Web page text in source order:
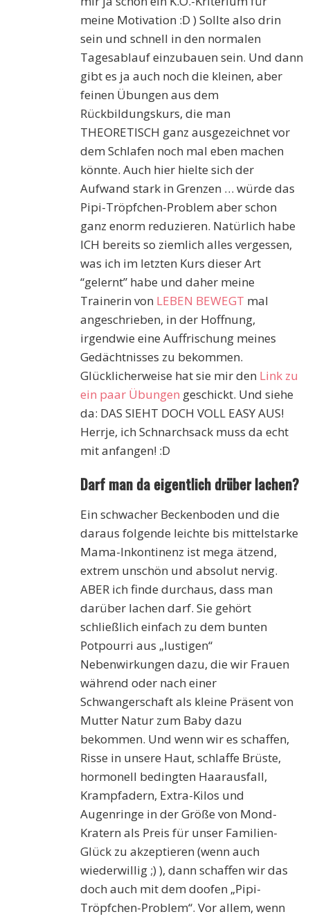
meine Motivation :D ) Sollte also drin
sein und schnell in den normalen
Tagesablauf einzubauen sein. Und dann
gibt es ja auch noch die kleinen, aber
feinen Übungen aus dem
Rückbildungskurs, die man
THEORETISCH ganz ausgezeichnet vor
dem Schlafen noch mal eben machen
könnte. Auch hier hielte sich der
Aufwand stark in Grenzen … würde das
Pipi-Tröpfchen-Problem aber schon
ganz enorm reduzieren. Natürlich habe
ICH bereits so ziemlich alles vergessen,
was ich im letzten Kurs dieser Art
“gelernt” habe und daher meine
Trainerin von LEBEN BEWEGT mal
angeschrieben, in der Hoffnung,
irgendwie eine Auffrischung meines
Gedächtnisses zu bekommen.
Glücklicherweise hat sie mir den Link zu
ein paar Übungen geschickt. Und siehe
da: DAS SIEHT DOCH VOLL EASY AUS!
Herrje, ich Schnarchsack muss da echt
mit anfangen! :D
Darf man da eigentlich drüber lachen?
Ein schwacher Beckenboden und die
daraus folgende leichte bis mittelstarke
Mama-Inkontinenz ist mega ätzend,
extrem unschön und absolut nervig.
ABER ich finde durchaus, dass man
darüber lachen darf. Sie gehört
schließlich einfach zu dem bunten
Potpourri aus „lustigen“
Nebenwirkungen dazu, die wir Frauen
während oder nach einer
Schwangerschaft als kleine Präsent von
Mutter Natur zum Baby dazu
bekommen. Und wenn wir es schaffen,
Risse in unsere Haut, schlaffe Brüste,
hormonell bedingten Haarausfall,
Krampfadern, Extra-Kilos und
Augenringe in der Größe von Mond-
Kratern als Preis für unser Familien-
Glück zu akzeptieren (wenn auch
wiederwillig ;) ), dann schaffen wir das
doch auch mit dem doofen „Pipi-
Tröpfchen-Problem“. Vor allem, wenn